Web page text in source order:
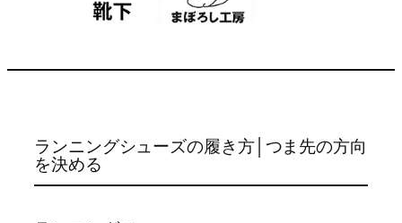
ランニングシューズの履き方│つま先の方向
を決める